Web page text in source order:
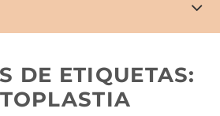
DE ETIQUETAS: